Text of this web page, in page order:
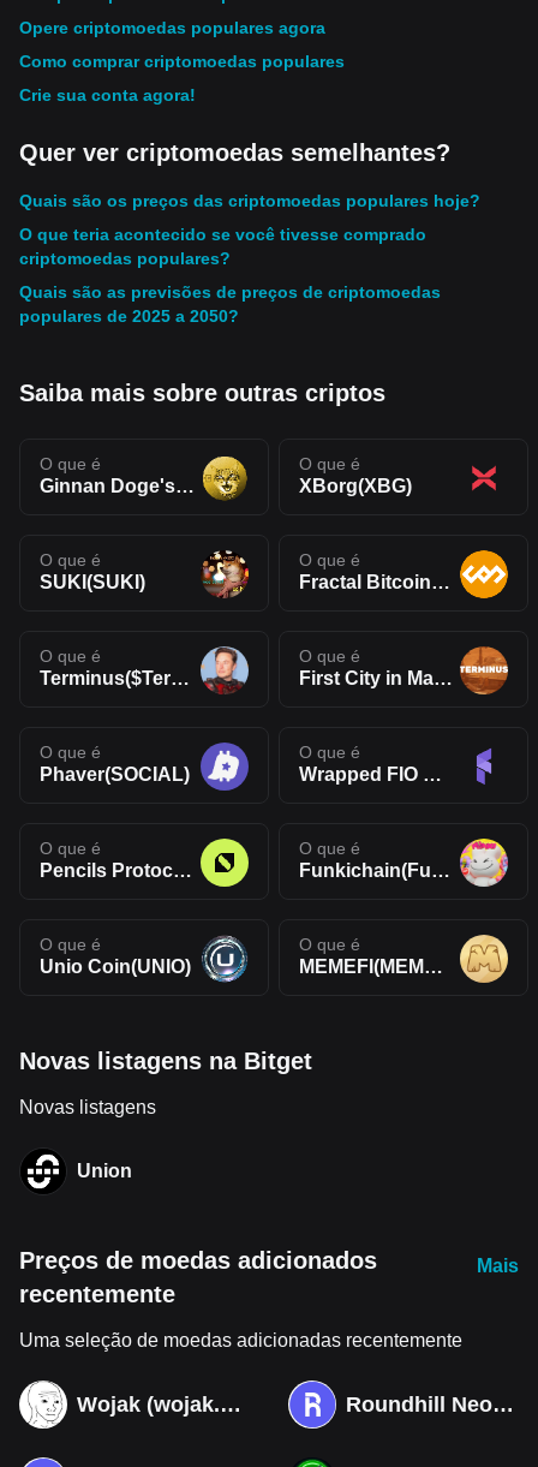
Opere criptomoedas populares agora
Como comprar criptomoedas populares
Crie sua conta agora!
Quer ver criptomoedas semelhantes?
Quais são os preços das criptomoedas populares hoje?
O que teria acontecido se você tivesse comprado
criptomoedas populares?
Quais são as previsões de preços de criptomoedas
populares de 2025 a 2050?
Saiba mais sobre outras criptos
O que é
Ginnan Doge's Brother(GINNAN)
O que é
XBorg(XBG)
O que é
SUKI(SUKI)
O que é
Fractal Bitcoin(FB)
O que é
Terminus($Terminus)
O que é
First City in Mars(TERMINUS)
O que é
Phaver(SOCIAL)
O que é
Wrapped FIO Protocol(WFIO)
O que é
Pencils Protocol(DAPP)
O que é
Funkichain(Funki)
O que é
Unio Coin(UNIO)
O que é
MEMEFI(MEMEFI)
Novas listagens na Bitget
Novas listagens
Union
Preços de moedas adicionados
recentemente
Mais
Uma seleção de moedas adicionadas recentemente
Wojak (wojak.art) Roundhill Neocloud ETF (Derivatives)